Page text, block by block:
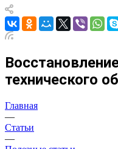
технического
Главная
—
Статьи
—